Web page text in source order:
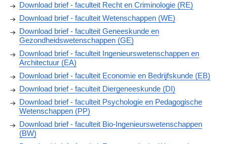
Download brief - faculteit Recht en Criminologie (RE)
Download brief - faculteit Wetenschappen (WE)
Download brief - faculteit Geneeskunde en
Gezondheidswetenschappen (GE)
Download brief - faculteit Ingenieurswetenschappen en
Architectuur (EA)
Download brief - faculteit Economie en Bedrijfskunde (EB)
Download brief - faculteit Diergeneeskunde (DI)
Download brief - faculteit Psychologie en Pedagogische
Wetenschappen (PP)
Download brief - faculteit Bio-Ingenieurswetenschappen
(BW)